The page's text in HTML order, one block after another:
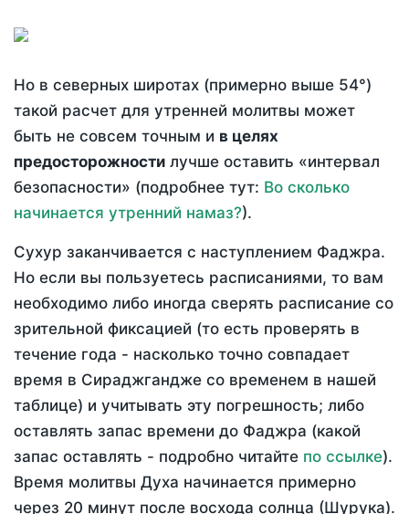
Но в северных широтах (примерно выше 54°)
такой расчет для утренней молитвы может
быть не совсем точным и в целях
предосторожности лучше оставить «интервал
безопасности» (подробнее тут: Во сколько
начинается утренний намаз?).
Сухур заканчивается с наступлением Фаджра.
Но если вы пользуетесь расписаниями, то вам
необходимо либо иногда сверять расписание со
зрительной фиксацией (то есть проверять в
течение года - насколько точно совпадает
время в Сираджгандже со временем в нашей
таблице) и учитывать эту погрешность; либо
оставлять запас времени до Фаджра (какой
запас оставлять - подробно читайте по ссылке).
Время молитвы Духа начинается примерно
через 20 минут после восхода солнца (Шурука).